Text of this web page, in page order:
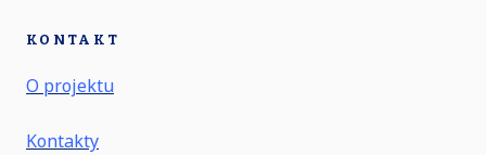
KONTAKT
O projektu
Kontakty